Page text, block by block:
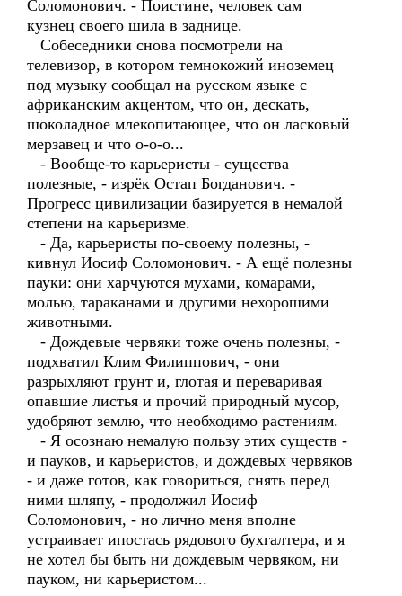
Соломонович. - Поистине, человек сам
кузнец своего шила в заднице.
Собеседники снова посмотрели на
телевизор, в котором темнокожий иноземец
под музыку сообщал на русском языке с
африканским акцентом, что он, дескать,
шоколадное млекопитающее, что он ласковый
мерзавец и что о-о-о...
- Вообще-то карьеристы - существа
полезные, - изрёк Остап Богданович. -
Прогресс цивилизации базируется в немалой
степени на карьеризме.
- Да, карьеристы по-своему полезны, -
кивнул Иосиф Соломонович. - А ещё полезны
пауки: они харчуются мухами, комарами,
молью, тараканами и другими нехорошими
животными.
- Дождевые червяки тоже очень полезны, -
подхватил Клим Филиппович, - они
разрыхляют грунт и, глотая и переваривая
опавшие листья и прочий природный мусор,
удобряют землю, что необходимо растениям.
- Я осознаю немалую пользу этих существ -
и пауков, и карьеристов, и дождевых червяков
- и даже готов, как говориться, снять перед
ними шляпу, - продолжил Иосиф
Соломонович, - но лично меня вполне
устраивает ипостась рядового бухгалтера, и я
не хотел бы быть ни дождевым червяком, ни
пауком, ни карьеристом...